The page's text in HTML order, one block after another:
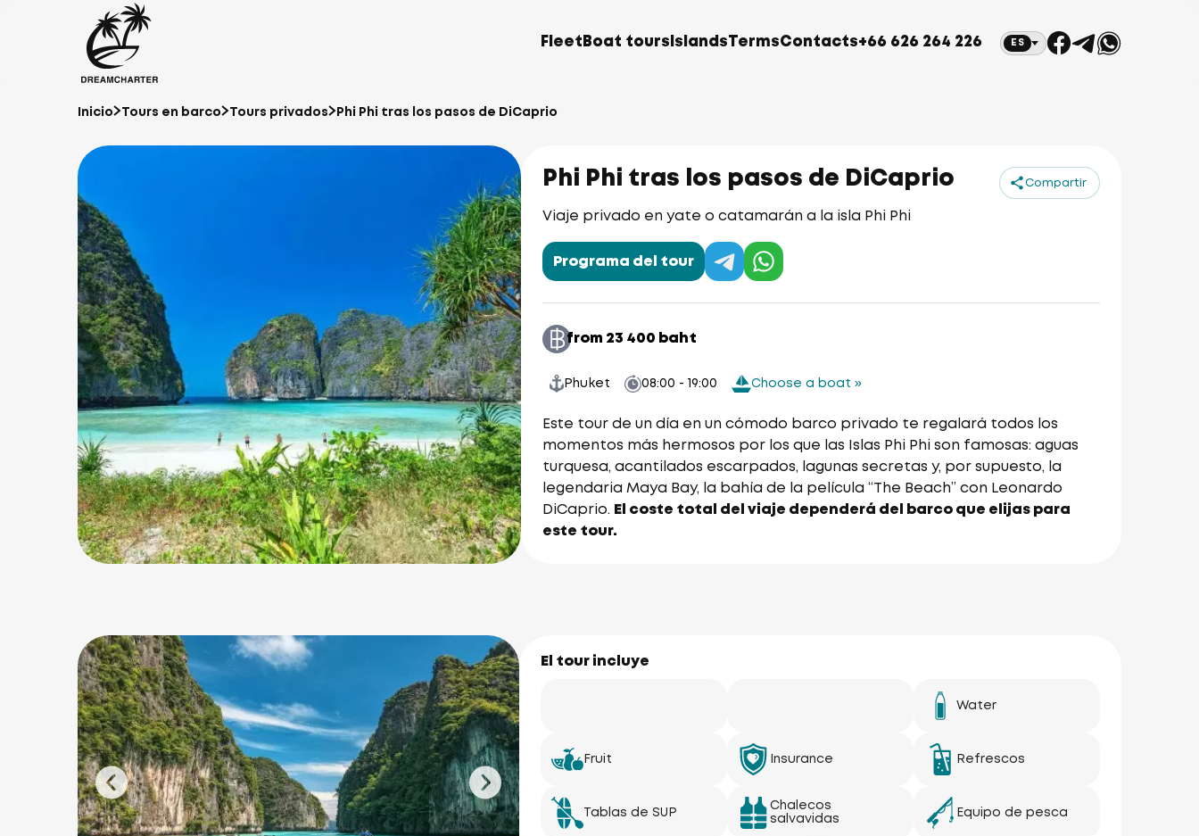
Fleet Boat tours Islands TermsContacts+66 626 264 226 ES
Inicio Tours en barco Tours privados Phi Phi tras los pasos de DiCaprio
Phi Phi tras los pasos de DiCaprio Compartir
Viaje privado en yate o catamarán a la isla Phi Phi
Programa del tour
from 23 400 baht
Phuket 08:00 - 19:00 Choose a boat »
Este tour de un día en un cómodo barco privado te regalará todos los
momentos más hermosos por los que las Islas Phi Phi son famosas: aguas
turquesa, acantilados escarpados, lagunas secretas y, por supuesto, la
legendaria Maya Bay, la bahía de la película “The Beach” con Leonardo
DiCaprio. El coste total del viaje dependerá del barco que elijas para
este tour.
El tour incluye
Water
Fruit Insurance Refrescos
Tablas de SUP
Chalecos
salvavidas
Equipo de pesca